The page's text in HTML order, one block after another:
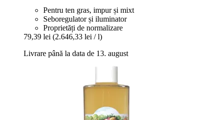
Pentru ten gras, impur și mixt
Seboregulator și iluminator
Proprietăți de normalizare
79,39 lei (2.646,33 lei / l)
Livrare până la data de 13. august